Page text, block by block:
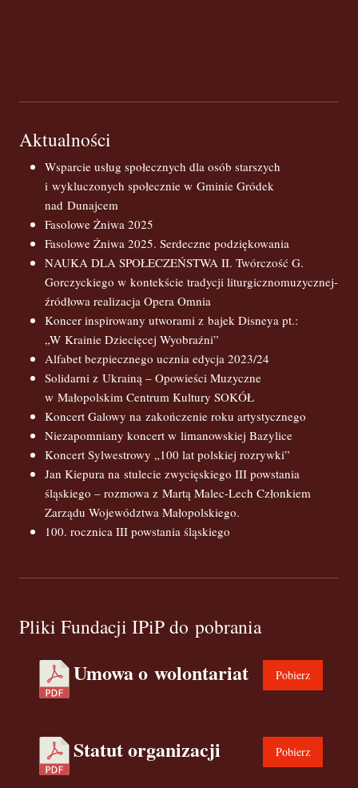
Aktualności
Wsparcie usług społecznych dla osób starszych
i wykluczonych społecznie w Gminie Gródek
nad Dunajcem
Fasolowe Żniwa 2025
Fasolowe Żniwa 2025. Serdeczne podziękowania
NAUKA DLA SPOŁECZEŃSTWA II. Twórczość G.
Gorczyckiego w kontekście tradycji liturgicznomuzycznej-
źródłowa realizacja Opera Omnia
Koncer inspirowany utworami z bajek Disneya pt.:
„W Krainie Dziecięcej Wyobraźni”
Alfabet bezpiecznego ucznia edycja 2023/24
Solidarni z Ukrainą – Opowieści Muzyczne
w Małopolskim Centrum Kultury SOKÓŁ
Koncert Galowy na zakończenie roku artystycznego
Niezapomniany koncert w limanowskiej Bazylice
Koncert Sylwestrowy „100 lat polskiej rozrywki”
Jan Kiepura na stulecie zwycięskiego III powstania
śląskiego – rozmowa z Martą Malec-Lech Członkiem
Zarządu Województwa Małopolskiego.
100. rocznica III powstania śląskiego
Pliki Fundacji IPiP do pobrania
Umowa o wolontariat Pobierz
Statut organizacji Pobierz